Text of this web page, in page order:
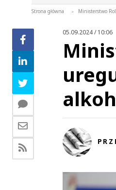
Strona główna > Ministerstwo
05.09.2024 / 10:06